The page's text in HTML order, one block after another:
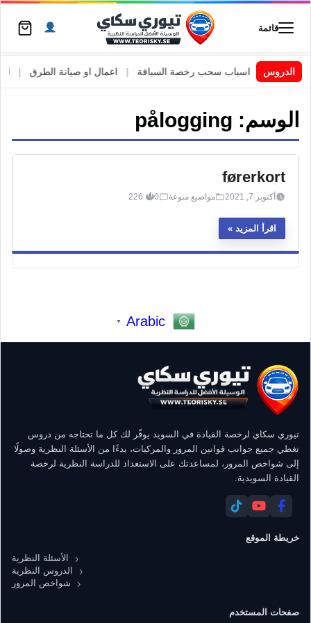
قائمة
الدروس
السويد | اسباب سحب رخصة السياقة اعمال او صيانة الطرق
الوسم: pålogging
førerkort
أكتوبر 7, 2021 مواضيع منوعة 0
226
اقرأ المزيد
Arabic
▼
تيوري سكاي لرخصة القيادة في السويد يوفّر لك كل ما تحتاجه من دروس
تغطي جميع جوانب قوانين المرور والمركبات، بدءًا من الأسئلة النظرية وصولًا
إلى شواخص المرور، لمساعدتك على الاستعداد للدراسة النظرية لرخصة
القيادة السويدية.
خريطة الموقع
الأسئلة النظرية
الدروس النظرية
شواخص المرور
صفحات المستخدم